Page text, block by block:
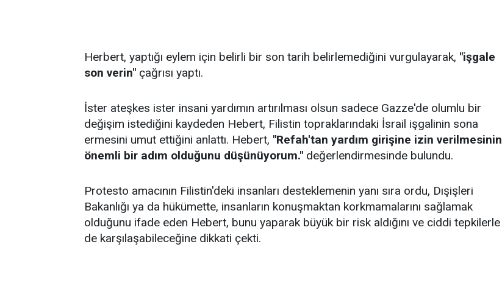
Herbert, yaptığı eylem için belirli bir son tarih belirlemediğini vurgulayarak, "işgale
son verin" çağrısı yaptı.
İster ateşkes ister insani yardımın artırılması olsun sadece Gazze'de olumlu bir
değişim istediğini kaydeden Hebert, Filistin topraklarındaki İsrail işgalinin sona
ermesini umut ettiğini anlattı. Hebert, "Refah'tan yardım girişine izin verilmesinin
önemli bir adım olduğunu düşünüyorum." değerlendirmesinde bulundu.
Protesto amacının Filistin'deki insanları desteklemenin yanı sıra ordu, Dışişleri
Bakanlığı ya da hükümette, insanların konuşmaktan korkmamalarını sağlamak
olduğunu ifade eden Hebert, bunu yaparak büyük bir risk aldığını ve ciddi tepkilerle
de karşılaşabileceğine dikkati çekti.